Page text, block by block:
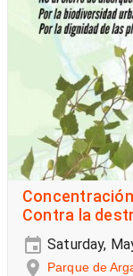
Contra la
Saturday,
Parque de